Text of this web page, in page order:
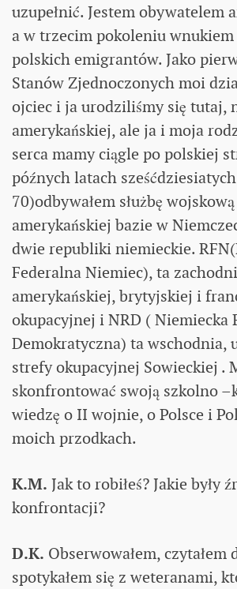
uzupełnić. Jestem obywatelem
a w trzecim pokoleniu
polskich emigrantów. Jako
Stanów Zjednoczonych moi
ojciec i ja urodziliśmy się tutaj,
amerykańskiej, ale ja i moja
serca mamy ciągle po polskiej
późnych latach
70)odbywałem służbę
amerykańskiej bazie w
dwie republiki niemieckie.
Federalna Niemiec), ta
amerykańskiej, brytyjskiej i
okupacyjnej i NRD ( Niemiecka
Demokratyczna) ta wschodnia,
strefy okupacyjnej Sowieckiej .
skonfrontować swoją szkolno
wiedzę o II wojnie, o Polsce i
moich przodkach.
K.M. Jak to robiłeś? Jakie były
konfrontacji?
D.K. Obserwowałem, czytałem
spotykałem się z weteranami,